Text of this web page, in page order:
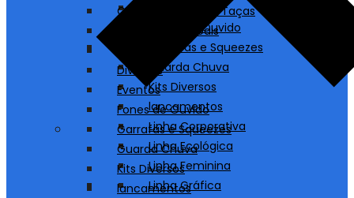
Fones de Ouvido
Garrafas e Squeezes
Guarda Chuva
Kits Diversos
lancamentos
Linha Corporativa
Linha Ecológica
Linha Feminina
Linha Gráfica
Copos, Canecas e Taças
Cuidados Pessoais
Diversos
Eventos
Fones de Ouvido
Garrafas e Squeezes
Guarda Chuva
Kits Diversos
lancamentos